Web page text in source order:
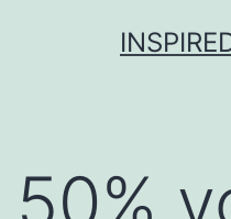
50%